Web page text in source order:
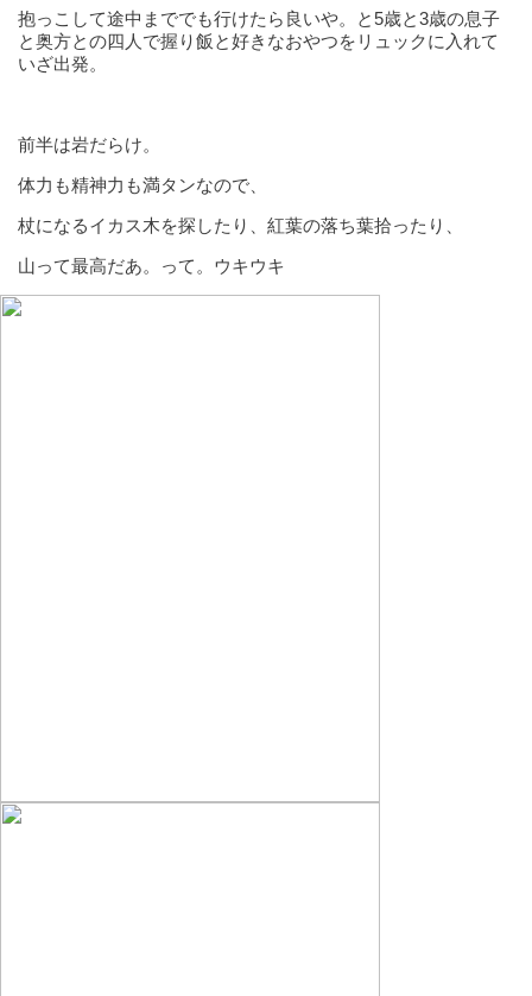
抱っこして途中まででも行けたら良いや。と5歳と3歳の息子
と奥方との四人で握り飯と好きなおやつをリュックに入れて
いざ出発。
前半は岩だらけ。
体力も精神力も満タンなので、
杖になるイカス木を探したり、紅葉の落ち葉拾ったり、
山って最高だあ。って。ウキウキ